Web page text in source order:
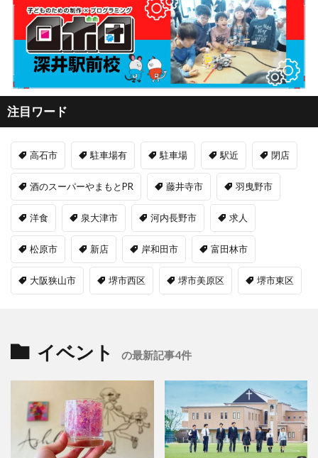
注目ワード
高石市 駐車場有 駐車場 駅近 閉店
酒のスーパーやまもとPR 藤井寺市 羽曳野市
洋食 泉大津市 河内長野市 求人
松原市 新店 岸和田市 富田林市
大阪狭山市 堺市西区 堺市美原区 堺市東区
イベント の最新記事4件